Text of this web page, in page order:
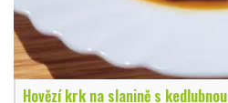
Hovězí krk na slanině s kedlubnou